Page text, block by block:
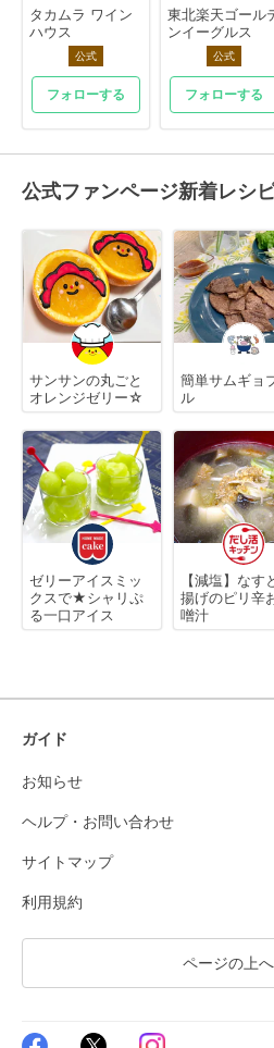
タカムラ ワイン
ハウス
公式
フォローする
東北楽天ゴール
ンイーグルス
公式
フォローする
公式ファンページ新着レシ
サンサンの丸ごと
オレンジゼリー☆
簡単サムギョ
ル
ゼリーアイスミッ
クスで★シャリぷ
る一口アイス
【減塩】なす
揚げのピリ辛
噌汁
ガイド
お知らせ
ヘルプ・お問い合わせ
サイトマップ
利用規約
ページの上